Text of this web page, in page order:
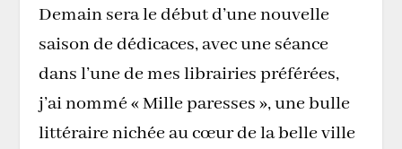
Demain sera le début d’une nouvelle
saison de dédicaces, avec une séance
dans l’une de mes librairies préférées,
j’ai nommé « Mille paresses », une bulle
littéraire nichée au cœur de la belle ville